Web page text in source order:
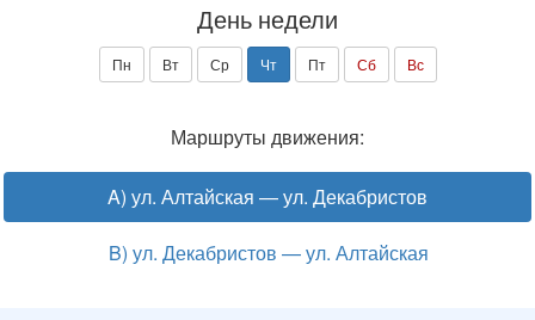
День недели
Пн Вт Ср Чт Пт Сб Вс
Маршруты движения:
A) ул. Алтайская — ул. Декабристов
B) ул. Декабристов — ул. Алтайская